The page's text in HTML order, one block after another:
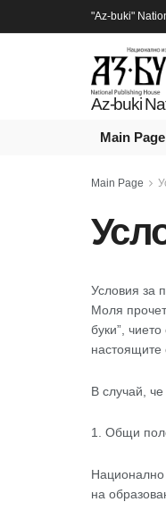
"Az-buki"
Az-buki
Main Page
Main Page
Условия за
Моля
буки”,
настоящите
В случай,
1. Общи
Национално
на